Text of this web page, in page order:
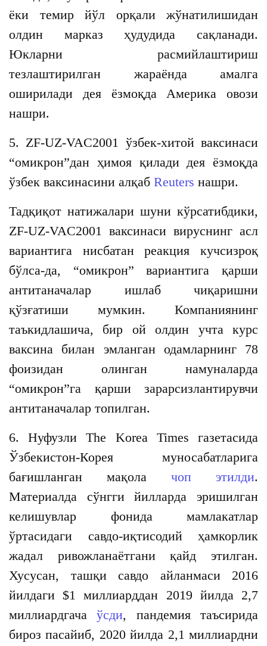
ёки темир йўл орқали жўнатилишидан
олдин марказ ҳудудида сақланади.
Юкларни расмийлаштириш
тезлаштирилган жараёнда амалга
оширилади дея ёзмоқда Америка овози
нашри.
5. ZF-UZ-VAC2001 ўзбек-хитой ваксинаси
“омикрон”дан ҳимоя қилади дея ёзмоқда
ўзбек ваксинасини алқаб Reuters нашри.
Тадқиқот натижалари шуни кўрсатибдики,
ZF-UZ-VAC2001 ваксинаси вируснинг асл
вариантига нисбатан реакция кучсизроқ
бўлса-да, “омикрон” вариантига қарши
антитаначалар ишлаб чиқаришни
қўзғатиши мумкин. Компаниянинг
таъкидлашича, бир ой олдин учта курс
ваксина билан эмланган одамларнинг 78
фоизидан олинган намуналарда
“омикрон”га қарши зарарсизлантирувчи
антитаначалар топилган.
6. Нуфузли Тhe Korea Times газетасида
Ўзбекистон-Корея муносабатларига
бағишланган мақола чоп этилди.
Материалда сўнгги йилларда эришилган
келишувлар фонида мамлакатлар
ўртасидаги савдо-иқтисодий ҳамкорлик
жадал ривожланаётгани қайд этилган.
Хусусан, ташқи савдо айланмаси 2016
йилдаги $1 миллиарддан 2019 йилда 2,7
миллиардгачаўсди, пандемия таъсирида
бироз пасайиб, 2020 йилда 2,1 миллиардни